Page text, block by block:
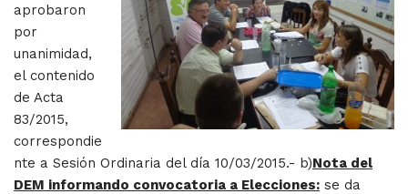
aprobaron
por
unanimidad,
el contenido
de Acta
83/2015,
correspondie
nte a Sesión Ordinaria del día 10/03/2015.- b)Nota del
DEM informando convocatoria a Elecciones: se da